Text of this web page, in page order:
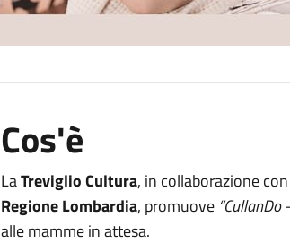
Cos'è
LaTreviglio Cultura, in collaborazione con
Regione Lombardia, promuove
alle mamme in attesa.